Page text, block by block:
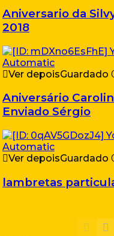
Aniversario da
2018
Ver depoisGuardado
Aniversário
Enviado Sérgio
Ver depoisGuardado
lambretas